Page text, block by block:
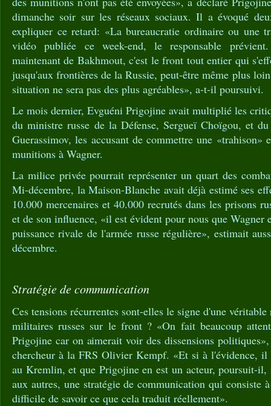
dimanche soir sur les réseaux sociaux. Il a évoqué
expliquer ce retard: «La bureaucratie ordinaire ou une
vidéo publiée ce week-end, le responsable
maintenant de Bakhmout, c'est le front tout entier qui
jusqu'aux frontières de la Russie, peut-être même plus
situation ne sera pas des plus agréables», a-t-il poursuivi.
Le mois dernier, Evguéni Prigojine avait multiplié les
du ministre russe de la Défense, Sergueï Choïgou, et
Guerassimov, les accusant de commettre une «trahison»
munitions à Wagner.
La milice privée pourrait représenter un quart des
Mi-décembre, la Maison-Blanche avait déjà estimé ses
10.000 mercenaires et 40.000 recrutés dans les prisons
et de son influence, «il est évident pour nous que Wagner
puissance rivale de l'armée russe régulière», estimait
décembre.
Stratégie de communication
Ces tensions récurrentes sont-elles le signe d'une
militaires russes sur le front ? «On fait beaucoup
Prigojine car on aimerait voir des dissensions
chercheur à la FRS Olivier Kempf. «Et si à l'évidence, il
au Kremlin, et que Prigojine en est un acteur, poursuit-
aux autres, une stratégie de communication qui consiste
difficile de savoir ce que cela traduit réellement».